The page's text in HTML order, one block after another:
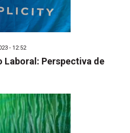
- 12:52
Laboral: Perspectiva de